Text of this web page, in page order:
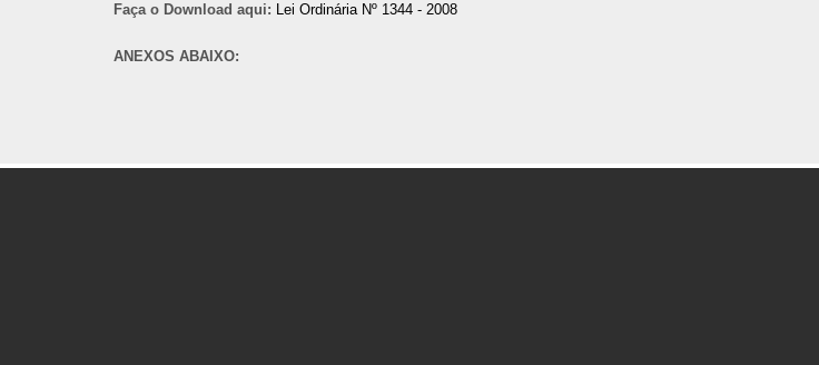
Faça o Download aqui: Lei Ordinária Nº 1344 - 2008
ANEXOS ABAIXO: